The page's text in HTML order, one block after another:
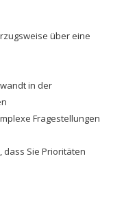
über eine
in der
Fragestellungen
dass Sie Prioritäten